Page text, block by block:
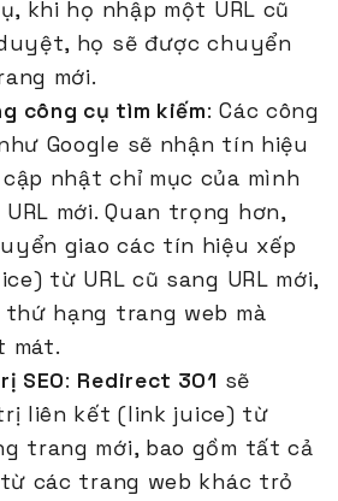
khi họ nhập một URL cũ
họ sẽ được chuyển
mới.
công cụ tìm kiếm: Các công
Google sẽ nhận tín hiệu
cập nhật chỉ mục của mình
mới. Quan trọng hơn,
giao các tín hiệu xếp
từ URL cũ sang URL mới,
hạng trang web mà
mát.
SEO: Redirect 301 sẽ
liên kết (link juice) từ
trang mới, bao gồm tất cả
các trang web khác trỏ